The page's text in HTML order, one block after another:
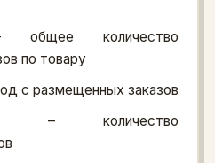
общее количество
по товару
с размещенных заказов
– количество